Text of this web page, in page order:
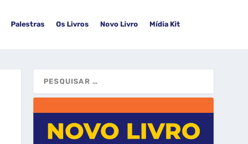
Palestras Os Livros Novo Livro Mídia Kit